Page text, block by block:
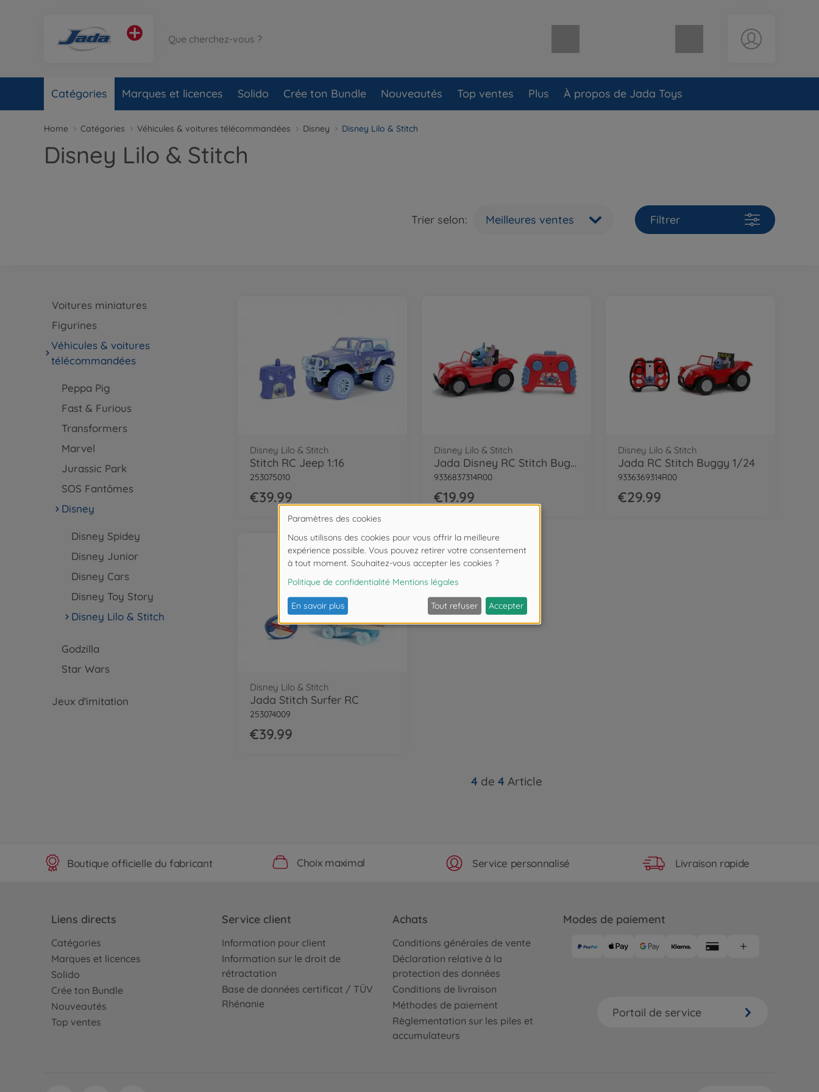
Catégories Marques et licences Solido Crée ton Bundle Nouveautés Top ventes Plus À propos de Jada Toys
Home Catégories Véhicules & voitures télécommandées Disney Disney Lilo & Stitch
Disney Lilo & Stitch
Trier selon: Meilleures ventes Filtrer
Voitures miniatures
Figurines
Véhicules & voitures
télécommandées
Peppa Pig
Fast & Furious
Transformers
Marvel
Jurassic Park
SOS Fantômes
Disney
Disney Spidey
Disney Junior
Disney Cars
Disney Toy Story
Disney Lilo & Stitch
Godzilla
Star Wars
Jeux d'imitation
Disney Lilo & Stitch
Stitch RC Jeep 1:16
253075010
€39.99
Disney Lilo & Stitch
Jada Disney RC Stitch Buggy 1/32
9336837314R00
€19.99
Disney Lilo & Stitch
Jada RC Stitch Buggy 1/24
9336369314R00
€29.99
Disney Lilo & Stitch
Jada Stitch Surfer RC
253074009
€39.99
4 de 4 Article
Boutique officielle du fabricant Choix maximal Service personnalisé Livraison rapide
Liens directs
Catégories
Marques et licences
Solido
Crée ton Bundle
Nouveautés
Top ventes
Service client
Information pour client
Information sur le droit de
rétractation
Base de données certificat / TÜV
Rhénanie
Achats
Conditions générales de vente
Déclaration relative à la
protection des données
Conditions de livraison
Méthodes de paiement
Règlementation sur les piles et
accumulateurs
Modes de paiement
Portail de service